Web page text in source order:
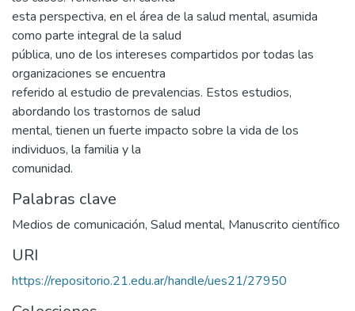
esta perspectiva, en el área de la salud mental, asumida
como parte integral de la salud
pública, uno de los intereses compartidos por todas las
organizaciones se encuentra
referido al estudio de prevalencias. Estos estudios,
abordando los trastornos de salud
mental, tienen un fuerte impacto sobre la vida de los
individuos, la familia y la
comunidad.
Palabras clave
Medios de comunicación, Salud mental, Manuscrito científico
URI
https://repositorio.21.edu.ar/handle/ues21/27950